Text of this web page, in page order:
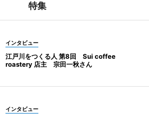
特集
インタビュー
江戸川をつくる人 第8回 Sui coffee
roastery 店主 宗田一秋さん
インタビュー